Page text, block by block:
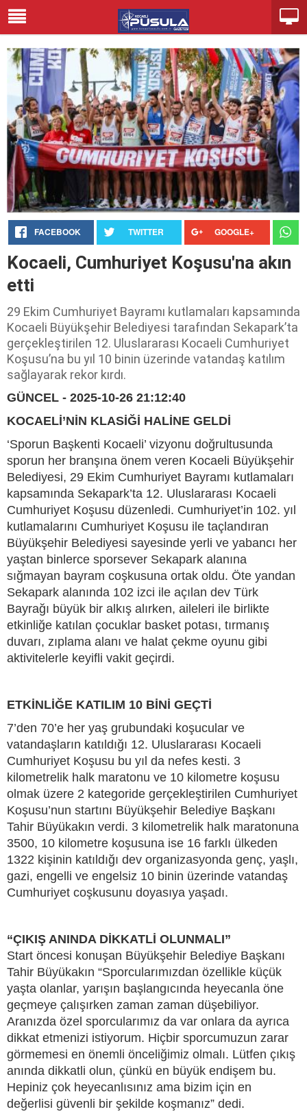
FACEBOOK TWITTER GOOGLE+
Kocaeli, Cumhuriyet Koşusu'na akın
etti
29 Ekim Cumhuriyet Bayramı kutlamaları kapsamında
Kocaeli Büyükşehir Belediyesi tarafından Sekapark’ta
gerçekleştirilen 12. Uluslararası Kocaeli Cumhuriyet
Koşusu’na bu yıl 10 binin üzerinde vatandaş katılım
sağlayarak rekor kırdı.
GÜNCEL - 2025-10-26 21:12:40
KOCAELİ’NİN KLASİĞİ HALİNE GELDİ
‘Sporun Başkenti Kocaeli’ vizyonu doğrultusunda
sporun her branşına önem veren Kocaeli Büyükşehir
Belediyesi, 29 Ekim Cumhuriyet Bayramı kutlamaları
kapsamında Sekapark’ta 12. Uluslararası Kocaeli
Cumhuriyet Koşusu düzenledi. Cumhuriyet’in 102. yıl
kutlamalarını Cumhuriyet Koşusu ile taçlandıran
Büyükşehir Belediyesi sayesinde yerli ve yabancı her
yaştan binlerce sporsever Sekapark alanına
sığmayan bayram coşkusuna ortak oldu. Öte yandan
Sekapark alanında 102 izci ile açılan dev Türk
Bayrağı büyük bir alkış alırken, aileleri ile birlikte
etkinliğe katılan çocuklar basket potası, tırmanış
duvarı, zıplama alanı ve halat çekme oyunu gibi
aktivitelerle keyifli vakit geçirdi.
ETKİNLİĞE KATILIM 10 BİNİ GEÇTİ
7’den 70’e her yaş grubundaki koşucular ve
vatandaşların katıldığı 12. Uluslararası Kocaeli
Cumhuriyet Koşusu bu yıl da nefes kesti. 3
kilometrelik halk maratonu ve 10 kilometre koşusu
olmak üzere 2 kategoride gerçekleştirilen Cumhuriyet
Koşusu’nun startını Büyükşehir Belediye Başkanı
Tahir Büyükakın verdi. 3 kilometrelik halk maratonuna
3500, 10 kilometre koşusuna ise 16 farklı ülkeden
1322 kişinin katıldığı dev organizasyonda genç, yaşlı,
gazi, engelli ve engelsiz 10 binin üzerinde vatandaş
Cumhuriyet coşkusunu doyasıya yaşadı.
“ÇIKIŞ ANINDA DİKKATLİ OLUNMALI”
Start öncesi konuşan Büyükşehir Belediye Başkanı
Tahir Büyükakın “Sporcularımızdan özellikle küçük
yaşta olanlar, yarışın başlangıcında heyecanla öne
geçmeye çalışırken zaman zaman düşebiliyor.
Aranızda özel sporcularımız da var onlara da ayrıca
dikkat etmenizi istiyorum. Hiçbir sporcumuzun zarar
görmemesi en önemli önceliğimiz olmalı. Lütfen çıkış
anında dikkatli olun, çünkü en büyük endişem bu.
Hepiniz çok heyecanlısınız ama bizim için en
değerlisi güvenli bir şekilde koşmanız” dedi.